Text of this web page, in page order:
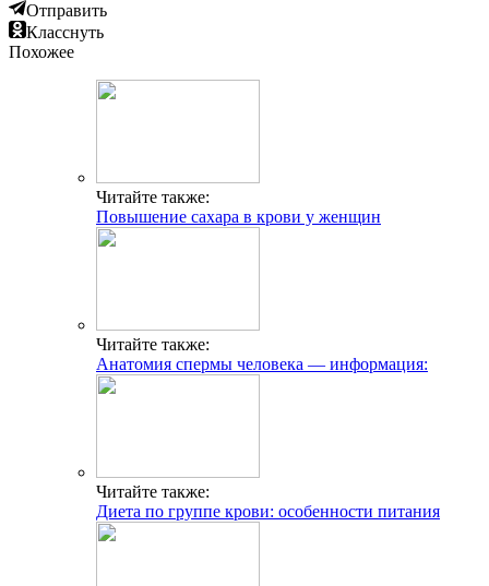
Отправить
Класснуть
Похожее
Читайте также:
Повышение сахара в крови у женщин
Читайте также:
Анатомия спермы человека — информация:
Читайте также:
Диета по группе крови: особенности питания